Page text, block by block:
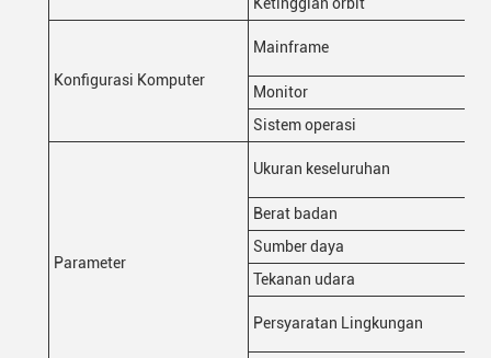
Konfigurasi Komputer
Mainframe
Monitor
Sistem operasi
Parameter
Ukuran keseluruhan
Berat badan
Sumber daya
Tekanan udara
Persyaratan Lingkungan